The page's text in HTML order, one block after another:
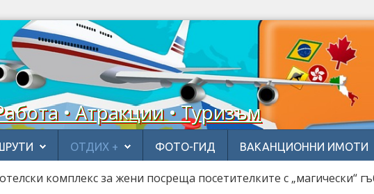
• Атракции • Туризъм
ОТДИХ + ФОТО-ГИД ВАКАНЦИОННИ ИМОТИ
комплекс за жени посреща посетителките с „магически“